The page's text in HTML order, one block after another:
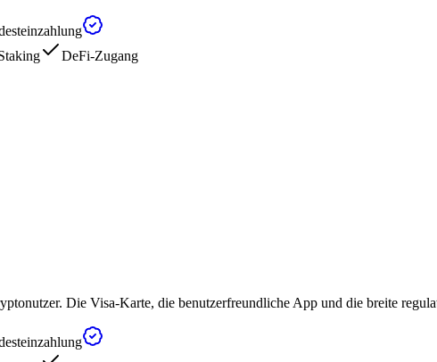
DeFi-Zugang
Die Visa-Karte, die benutzerfreundliche App und die breite